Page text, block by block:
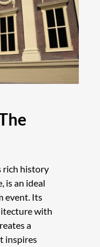
rich history
is an ideal
event. Its
with
a
inspires